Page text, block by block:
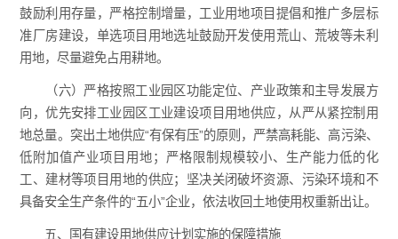
鼓励利用存量，严格控制增量，工业用地项目提倡和推广多层标
准厂房建设，单选项目用地选址鼓励开发使用荒山、荒坡等未利
用地，尽量避免占用耕地。
（六）严格按照工业园区功能定位、产业政策和主导发展方
向，优先安排工业园区工业建设项目用地供应，从严从紧控制用
地总量。突出土地供应“有保有压”的原则，严禁高耗能、高污染、
低附加值产业项目用地；严格限制规模较小、生产能力低的化
工、建材等项目用地的供应；坚决关闭破坏资源、污染环境和不
具备安全生产条件的“五小”企业，依法收回土地使用权重新出让。
五、国有建设用地供应计划实施的保障措施